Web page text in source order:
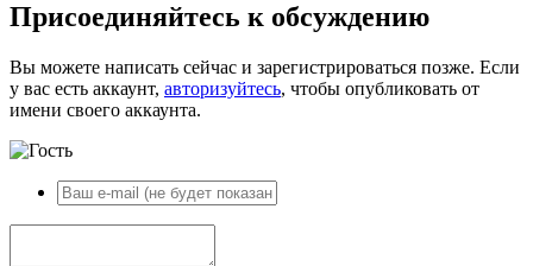
Присоединяйтесь к обсуждению
Вы можете написать сейчас и зарегистрироваться позже. Если
у вас есть аккаунт, авторизуйтесь, чтобы опубликовать от
имени своего аккаунта.